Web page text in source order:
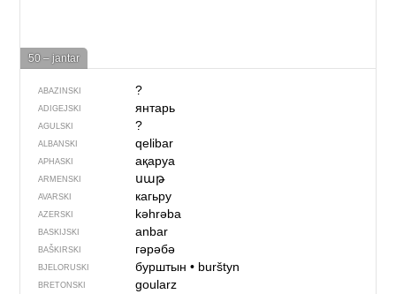
50 – jantar
ABAZINSKI ?
ADIGEJSKI янтарь
AGULSKI ?
ALBANSKI qelibar
APHASKI ақаруа
ARMENSKI սաթ
AVARSKI кагьру
AZERSKI kəhrəba
BASKIJSKI anbar
BAŠKIRSKI гәрәбә
BJELORUSKI бурштын• burštyn
BRETONSKI goularz